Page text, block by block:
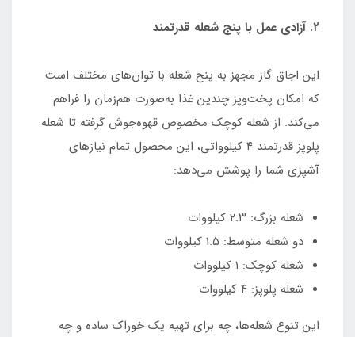
۲. آزادی عمل با پنج شعله قدرتمند
این اجاق گاز مجهز به پنج شعله با توان‌های مختلف است
که امکان پخت‌وپز چندین غذا به‌صورت هم‌زمان را فراهم
می‌کند. از شعله کوچک مخصوص قهوه‌جوش گرفته تا شعله
پلوپز قدرتمند ۴ کیلوواتی، این محصول تمام نیازهای
آشپزی شما را پوشش می‌دهد:
شعله بزرگ: ۲.۳ کیلووات
دو شعله متوسط: ۱.۵ کیلووات
شعله کوچک: ۱ کیلووات
شعله پلوپز: ۴ کیلووات
این تنوع شعله‌ها، چه برای تهیه یک خوراک ساده و چه